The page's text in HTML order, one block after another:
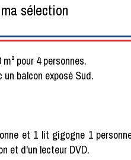
sélection
pour 4 personnes.
balcon exposé Sud.
et 1 lit gigogne 1
et d'un lecteur DVD.